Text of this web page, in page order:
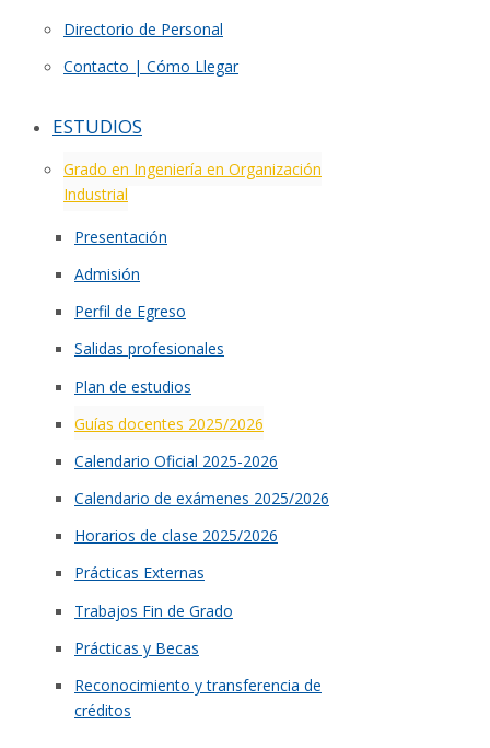
Directorio de Personal
Contacto | Cómo Llegar
ESTUDIOS
Grado en Ingeniería en Organización
Industrial
Presentación
Admisión
Perfil de Egreso
Salidas profesionales
Plan de estudios
Guías docentes 2025/2026
Calendario Oficial 2025-2026
Calendario de exámenes 2025/2026
Horarios de clase 2025/2026
Prácticas Externas
Trabajos Fin de Grado
Prácticas y Becas
Reconocimiento y transferencia de
créditos